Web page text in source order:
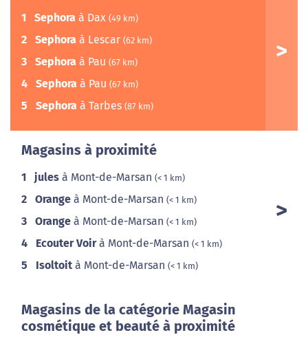
1 Sephora à Dax (49 km)
2 Sephora à Lescar (62 km)
3 Sephora à Pau (67 km)
4 Sephora à Pau (67 km)
5 Sephora à Tarbes (87 km)
Magasins à proximité
1 jules à Mont-de-Marsan (< 1 km)
2 Orange à Mont-de-Marsan (< 1 km)
3 Orange à Mont-de-Marsan (< 1 km)
4 Ecouter Voirà Mont-de-Marsan (< 1 km)
5 Isoltoit à Mont-de-Marsan (< 1 km)
Magasins de la catégorie Magasin
cosmétique et beauté à proximité